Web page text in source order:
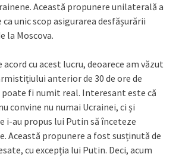
Această propunere unilaterală a
unic scop asigurarea desfășurării
la Moscova.
acord cu acest lucru, deoarece am văzut
anterior de 30 de ore de
poate fi numit real. Interesant este că
convine nu numai Ucrainei, ci și
i-au propus lui Putin să înceteze
Această propunere a fost susținută de
cu excepția lui Putin. Deci, acum